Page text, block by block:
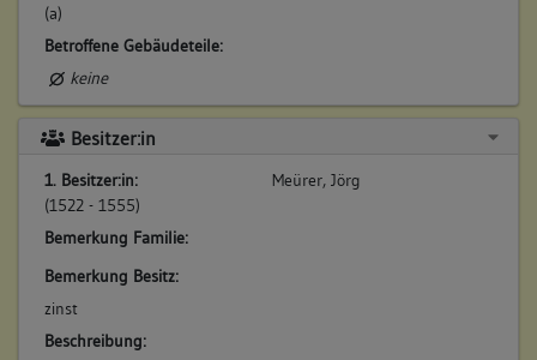
(a)
Betroffene Gebäudeteile:
keine
Besitzer:in
1. Besitzer:in:
(1522 - 1555)
Meürer, Jörg
Bemerkung Familie:
Bemerkung Besitz:
zinst
Beschreibung: